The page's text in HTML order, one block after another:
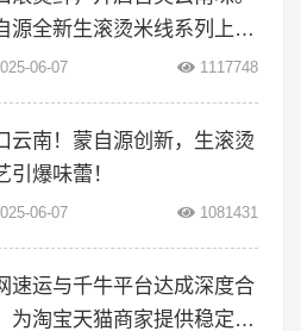
源全新生滚烫米线系列上
06-07 1117748
云南！蒙自源创新，生滚烫
引爆味蕾！
06-07 1081431
速运与千牛平台达成深度合
为淘宝天猫商家提供稳定物